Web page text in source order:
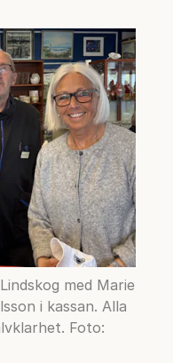
med Marie
i kassan. Alla
Foto: